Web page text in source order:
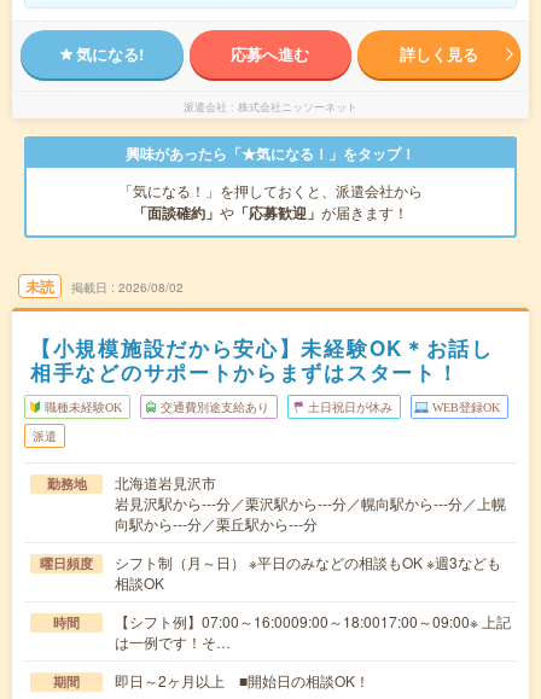
気になる! 応募へ進む 詳しく見る
派遣会社 株式会社ニッソーネット
興味があったら「★気になる！」をタップ！
「気になる！」を押しておくと、派遣会社から
「面談確約」 や 「応募歓迎」 が届きます！
未読 掲載日 2026/08/02
【小規模施設だから安心】未経験OK＊お話し
相手などのサポートからまずはスタート！
職種未経験OK 交通費別途支給あり 土日祝日が休み WEB登録OK
派遣
勤務地
北海道岩見沢市
岩見沢駅から---分／栗沢駅から---分／幌向駅から---分／上幌
向駅から---分／栗丘駅から---分
曜日頻度
シフト制（月～日） ※平日のみなどの相談もOK ※週3なども
相談OK
時間
【シフト例】07:00～16:0009:00～18:0017:00～09:00※ 上記
は一例です！そ…
期間 即日～2ヶ月以上 ■開始日の相談OK！